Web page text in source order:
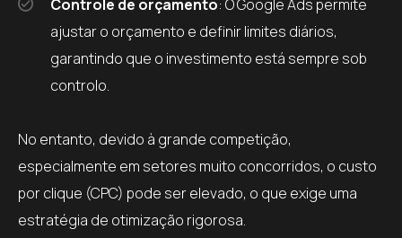
Controle de orçamento: O Google Ads permite
ajustar o orçamento e definir limites diários,
garantindo que o investimento está sempre sob
controlo.
No entanto, devido à grande competição,
especialmente em setores muito concorridos, o custo
por clique (CPC) pode ser elevado, o que exige uma
estratégia de otimização rigorosa.